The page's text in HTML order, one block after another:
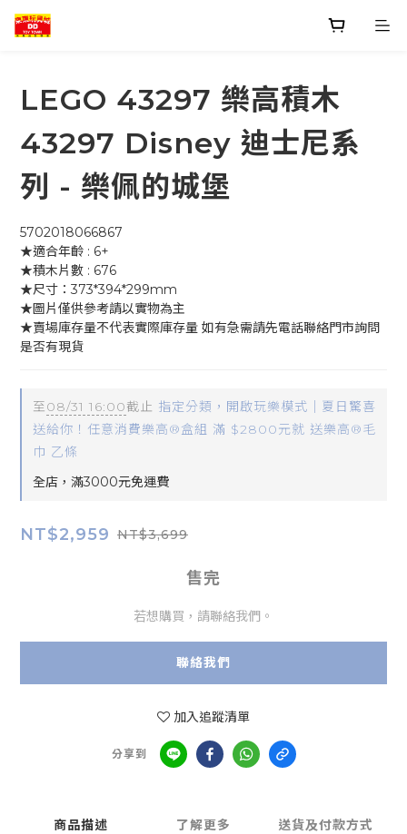
LEGO 43297 樂高積木
43297 Disney 迪士尼系
列 - 樂佩的城堡
5702018066867
★適合年齡 : 6+
★積木片數 : 676
★尺寸：373*394*299mm
★圖片僅供參考請以實物為主
★賣場庫存量不代表實際庫存量 如有急需請先電話聯絡門市詢問
是否有現貨
至08/31 16:00截止 指定分類，開啟玩樂模式｜夏日驚喜
送給你！任意消費樂高®盒組 滿 $2800元就 送樂高®毛
巾 乙條
全店，滿3000元免運費
NT$2,959 NT$3,699
售完
若想購買，請聯絡我們。
聯絡我們
加入追蹤清單
分享到
商品描述 了解更多 送貨及付款方式